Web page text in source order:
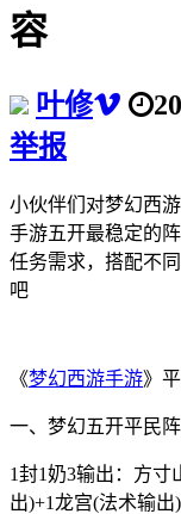
容
叶修
举报
小伙伴们对梦幻西
手游五开最稳定的
任务需求，搭配不
吧
《梦幻西游手游》
一、梦幻五开平民
1封1奶3输出：方寸
出)+1龙宫(法术输出